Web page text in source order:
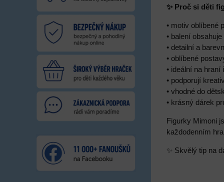
✨ Proč si děti
• motiv oblíbené
• balení
• detailní a
• oblíbené
• ideální na hraní
• podporují
• vhodné do
• krásný dárek
Figurky Mimoni
každodenním
✨ Skvělý tip na